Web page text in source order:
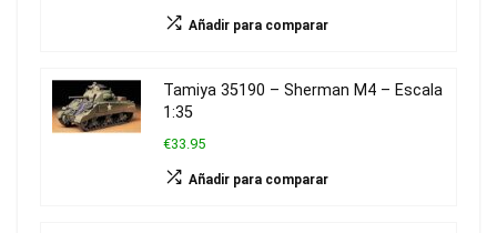
Añadir para comparar
Tamiya 35190 – Sherman M4 – Escala
1:35
€33.95
Añadir para comparar